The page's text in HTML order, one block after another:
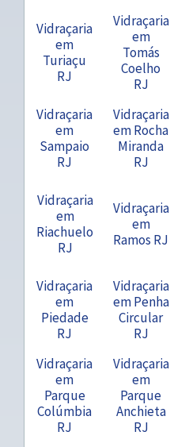
Vidraçaria
em
Turiaçu
RJ
Vidraçaria
em
Tomás
Coelho
RJ
Vidraçaria
em
Sampaio
RJ
Vidraçaria
em Rocha
Miranda
RJ
Vidraçaria
em
Riachuelo
RJ
Vidraçaria
em
Ramos RJ
Vidraçaria
em
Piedade
RJ
Vidraçaria
em Penha
Circular
RJ
Vidraçaria
em
Parque
Colúmbia
RJ
Vidraçaria
em
Parque
Anchieta
RJ